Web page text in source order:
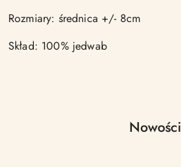
Rozmiary: średnica +/- 8cm
Skład: 100% jedwab
Pomiń karuzelę produktów
Produkty
Nowości